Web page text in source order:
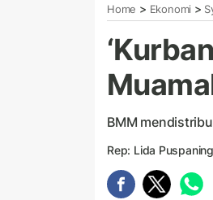
Home > Ekonomi >
BMM
Rep: Lida